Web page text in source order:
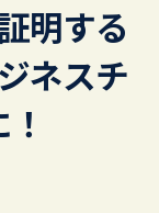
明する
ネスチ